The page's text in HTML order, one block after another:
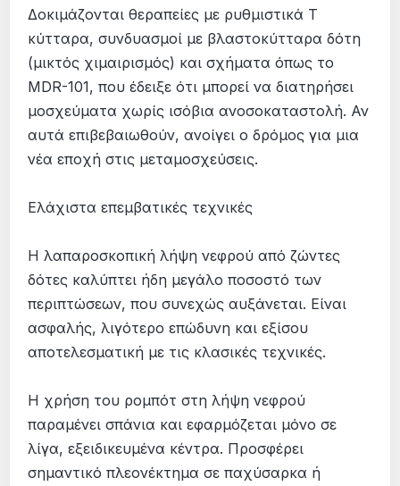
Δοκιμάζονται θεραπείες με ρυθμιστικά Τ
κύτταρα, συνδυασμοί με βλαστοκύτταρα δότη
(μικτός χιμαιρισμός) και σχήματα όπως το
MDR-101, που έδειξε ότι μπορεί να διατηρήσει
μοσχεύματα χωρίς ισόβια ανοσοκαταστολή. Αν
αυτά επιβεβαιωθούν, ανοίγει ο δρόμος για μια
νέα εποχή στις μεταμοσχεύσεις.
Ελάχιστα επεμβατικές τεχνικές
Η λαπαροσκοπική λήψη νεφρού από ζώντες
δότες καλύπτει ήδη μεγάλο ποσοστό των
περιπτώσεων, που συνεχώς αυξάνεται. Είναι
ασφαλής, λιγότερο επώδυνη και εξίσου
αποτελεσματική με τις κλασικές τεχνικές.
Η χρήση του ρομπότ στη λήψη νεφρού
παραμένει σπάνια και εφαρμόζεται μόνο σε
λίγα, εξειδικευμένα κέντρα. Προσφέρει
σημαντικό πλεονέκτημα σε παχύσαρκα ή